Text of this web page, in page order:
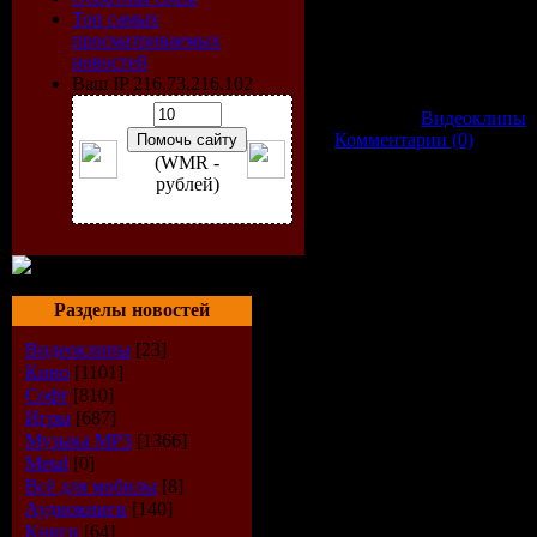
Топ самых
просматриваемых
новостей
Ваш IP 216.73.216.102
(WMR -
рублей)
Разделы новостей
Видеоклипы [23]
Кино [1101]
Софт [810]
Игры [687]
Музыка МР3 [1366]
Metal [0]
Всё для мобилы [8]
Аудиокниги [140]
Книги [64]
Видеоклипы
Комментарии (0)